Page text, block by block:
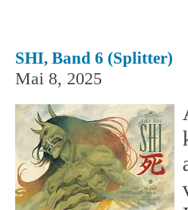
SHI, Band 6 (Splitter)
Mai 8, 2025